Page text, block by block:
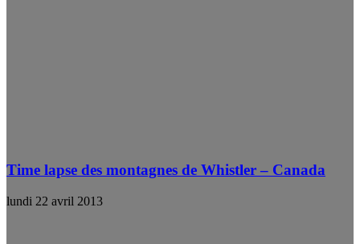
Time lapse des montagnes de Whistler – Canada
lundi 22 avril 2013